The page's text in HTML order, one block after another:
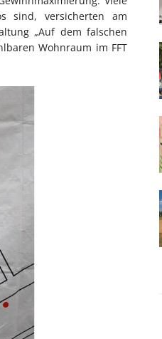
sind, versicherten am
„Auf dem falschen
Wohnraum im FFT